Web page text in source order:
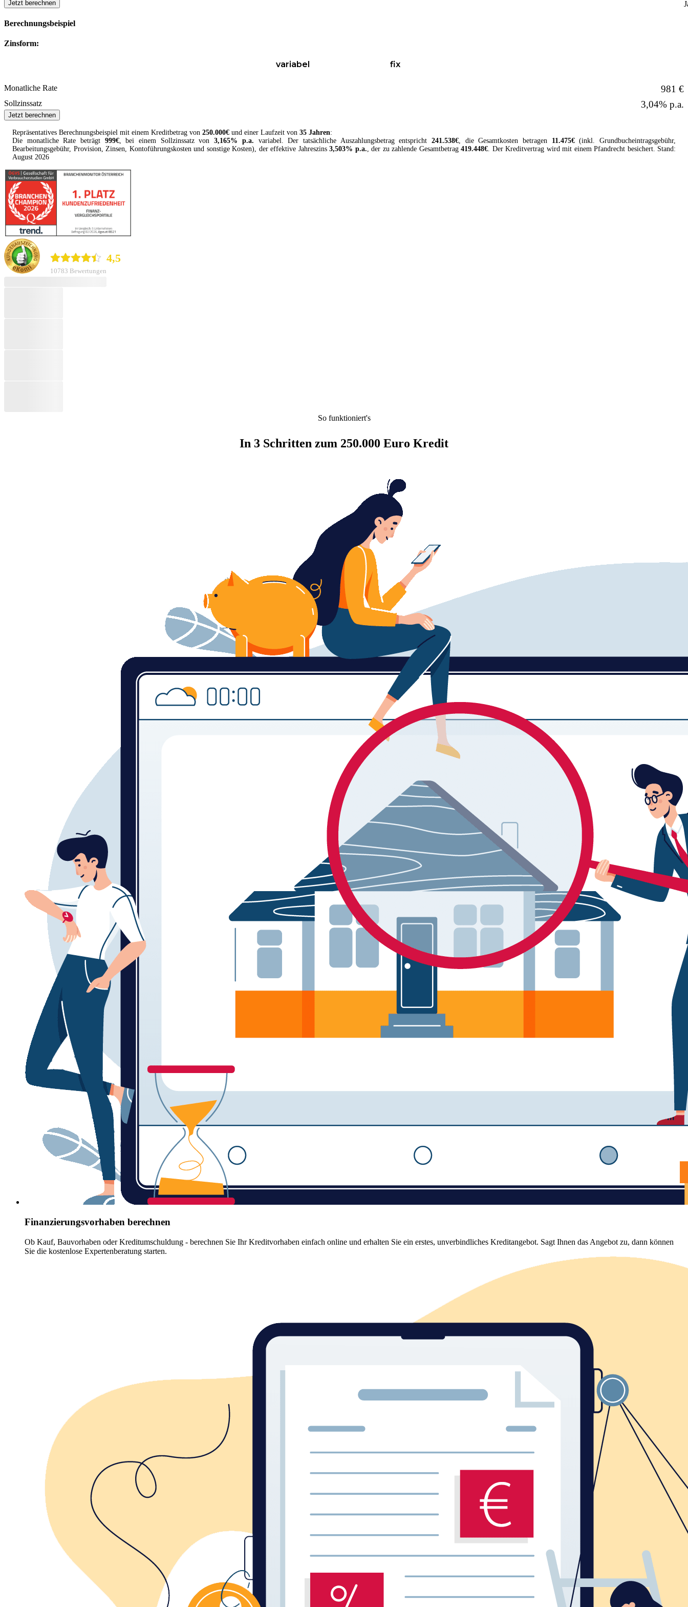
Jetzt berechnen
Berechnungsbeispiel
Zinsform:
variabel fix
Monatliche Rate 981 €
Sollzinssatz 3,04% p.a.
Jetzt berechnen
Repräsentatives Berechnungsbeispiel mit einem Kreditbetrag von 250.000€ und einer Laufzeit von 35 Jahren:
Die monatliche Rate beträgt 999€, bei einem Sollzinssatz von 3,165% p.a. variabel. Der tatsächliche Auszahlungsbetrag entspricht 241.538€, die Gesamtkosten betragen 11.475€(inkl. Grundbucheintragsgebühr,
Bearbeitungsgebühr, Provision, Zinsen, Kontoführungskosten und sonstige Kosten), der effektive Jahreszins 3,503% p.a., der zu zahlende Gesamtbetrag 419.448€. Der Kreditvertrag wird mit einem Pfandrecht besichert. Stand:
August 2026
4,5
10783 Bewertungen
So funktioniert's
In 3 Schritten zum 250.000 Euro Kredit
Finanzierungsvorhaben berechnen
Ob Kauf, Bauvorhaben oder Kreditumschuldung - berechnen Sie Ihr Kreditvorhaben einfach online und erhalten Sie ein erstes, unverbindliches Kreditangebot. Sagt Ihnen das Angebot zu, dann können
Sie die kostenlose Expertenberatung starten.